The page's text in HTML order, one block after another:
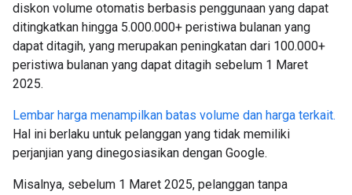
diskon volume otomatis berbasis penggunaan yang dapat
ditingkatkan hingga 5.000.000+ peristiwa bulanan yang
dapat ditagih, yang merupakan peningkatan dari 100.000+
peristiwa bulanan yang dapat ditagih sebelum 1 Maret
2025.
Lembar harga menampilkan batas volume dan harga terkait.
Hal ini berlaku untuk pelanggan yang tidak memiliki
perjanjian yang dinegosiasikan dengan Google.
Misalnya, sebelum 1 Maret 2025, pelanggan tanpa